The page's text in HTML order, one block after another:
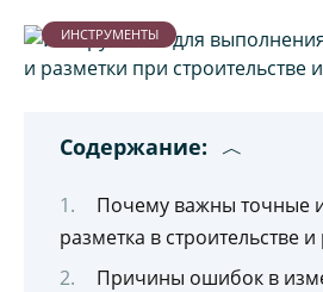
ИНСТРУМЕНТЫ
Содержание:
Почему важны точные
разметка в строительстве
Причины ошибок в